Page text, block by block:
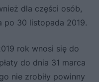
dla części osób,
po 30 listopada 2019.
rok wnosi się do
do dnia 31 marca
nie zrobiły powinny